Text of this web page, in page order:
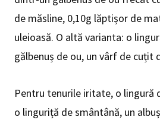
de măsline, 0,10g lăptișor de
uleioasă. O altă varianta: o
gălbenuș de ou, un vârf de cuțit
Pentru tenurile iritate, o lingură
o linguriță de smântână, un